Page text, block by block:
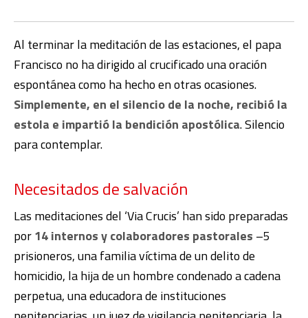
Al terminar la meditación de las estaciones, el papa
Francisco no ha dirigido al crucificado una oración
espontánea como ha hecho en otras ocasiones.
Simplemente, en el silencio de la noche, recibió la
estola e impartió la bendición apostólica. Silencio
para contemplar.
Necesitados de salvación
Las meditaciones del ‘Via Crucis’ han sido preparadas
por14 internos y colaboradores pastorales –5
prisioneros, una familia víctima de un delito de
homicidio, la hija de un hombre condenado a cadena
perpetua, una educadora de instituciones